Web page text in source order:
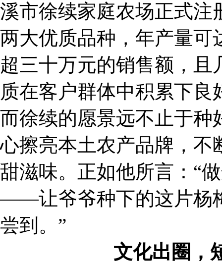
溪市徐续家庭农场正式注
两大优质品种，年产量可
超三十万元的销售额，
质在客户群体中积累下良
而徐续的愿景远不止于种
心擦亮本土农产品牌，不
甜滋味。正如他所言：“
——让爷爷种下的这片杨
尝到。”
文化出圈，